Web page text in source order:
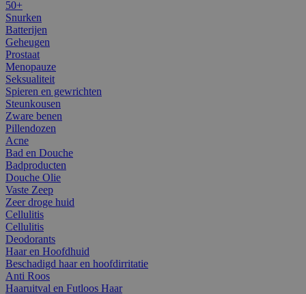
50+
Snurken
Batterijen
Geheugen
Prostaat
Menopauze
Seksualiteit
Spieren en gewrichten
Steunkousen
Zware benen
Pillendozen
Acne
Bad en Douche
Badproducten
Douche Olie
Vaste Zeep
Zeer droge huid
Cellulitis
Cellulitis
Deodorants
Haar en Hoofdhuid
Beschadigd haar en hoofdirritatie
Anti Roos
Haaruitval en Futloos Haar